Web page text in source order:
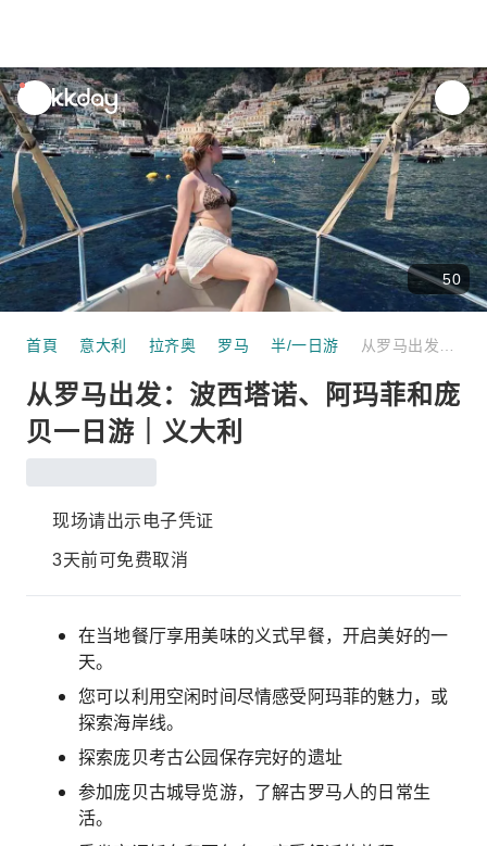
unread
notifications
50
首頁 意大利 拉齐奥 罗马 半/一日游
从罗马出发：波西塔诺、阿玛菲和庞
贝一日游｜义大利
现场请出示电子凭证
3天前可免费取消
在当地餐厅享用美味的义式早餐，开启美好的一
天。
您可以利用空闲时间尽情感受阿玛菲的魅力，或
探索海岸线。
探索庞贝考古公园保存完好的遗址
参加庞贝古城导览游，了解古罗马人的日常生
活。